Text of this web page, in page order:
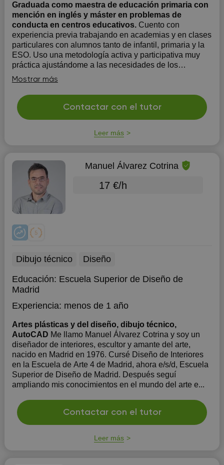
Graduada como maestra de educación primaria con
mención en inglés y máster en problemas de
conducta en centros educativos. Cuento con
experiencia previa trabajando en academias y en clases
particulares con alumnos tanto de infantil, primaria y la
ESO. Uso una metodología activa y participativa muy
práctica ajustándome a las necesidades de los
alumnos, los cuales obtienen buenos resultados. Utilizo
diferentes recursos p...
Mostrar más
Contactar con el tutor
Leer más
Manuel Álvarez Cotrina
17 €/h
Dibujo técnico
Diseño
Educación: Escuela Superior de Diseño de
Madrid
Experiencia: menos de 1 año
Artes plásticas y del diseño, dibujo técnico,
AutoCAD Me llamo Manuel Álvarez Cotrina y soy un
diseñador de interiores, escultor y amante del arte,
nacido en Madrid en 1976. Cursé Diseño de Interiores
en la Escuela de Arte 4 de Madrid, ahora e/s/d, Escuela
Superior de Diseño de Madrid. Después seguí
ampliando mis conocimientos en el mundo del arte e...
Contactar con el tutor
Leer más